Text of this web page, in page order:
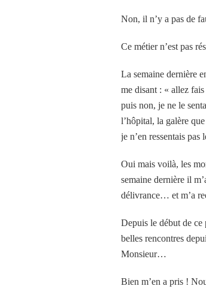
Non, il n’y a pas de
Ce métier n’est pas
La semaine dernière
me disant : « allez
puis non, je ne le
l’hôpital, la galère
je n’en ressentais
Oui mais voilà, les
semaine dernière il
délivrance… et m’a
Depuis le début de ce
belles rencontres
Monsieur…
Bien m’en a pris !